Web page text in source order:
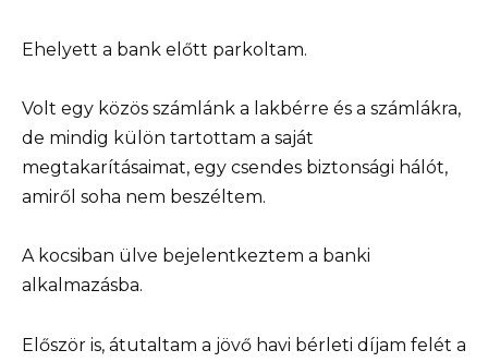
Ehelyett a bank előtt parkoltam.
Volt egy közös számlánk a lakbérre és a számlákra,
de mindig külön tartottam a saját
megtakarításaimat, egy csendes biztonsági hálót,
amiről soha nem beszéltem.
A kocsiban ülve bejelentkeztem a banki
alkalmazásba.
Először is, átutaltam a jövő havi bérleti díjam felét a